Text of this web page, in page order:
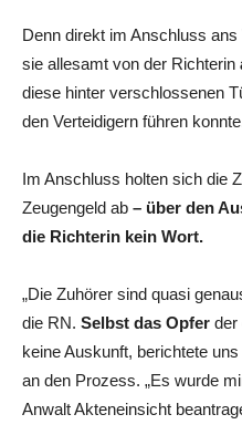
Denn direkt im Anschluss
sie allesamt von der Richterin
diese hinter verschlossenen
den Verteidigern führen
Im Anschluss holten sich die
Zeugengeld ab – über den
die Richterin kein Wort.
„Die Zuhörer sind quasi
die RN. Selbst das Opfer der
keine Auskunft, berichtete
an den Prozess. „Es wurde
Anwalt Akteneinsicht